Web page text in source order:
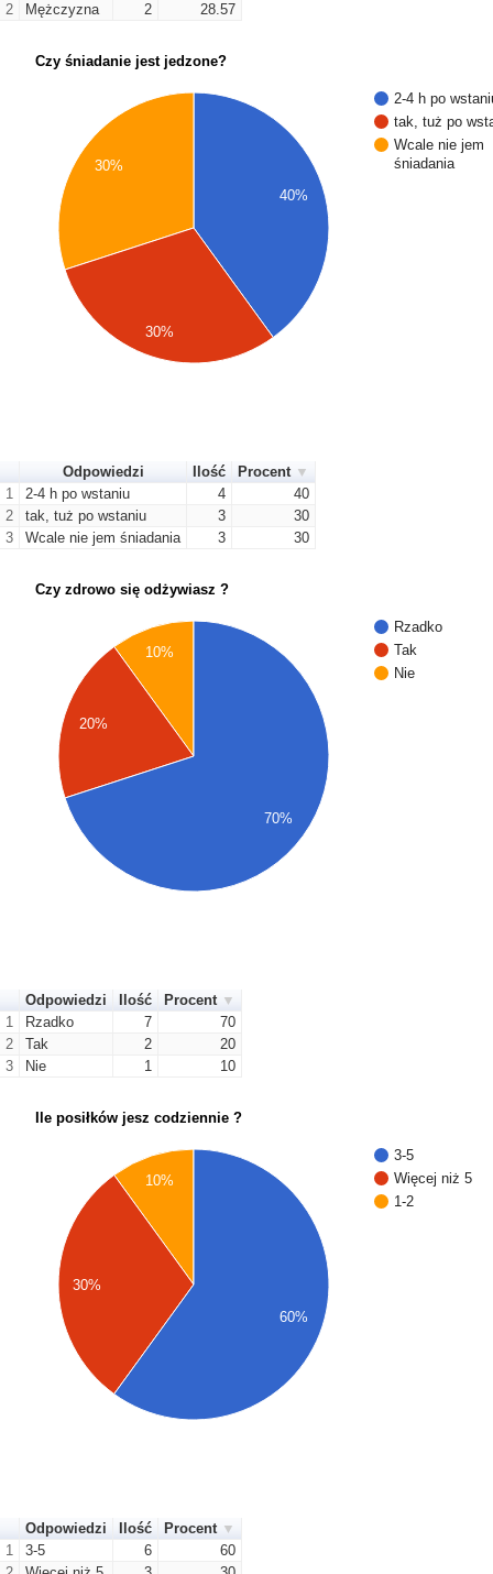
2
Mężczyzna 2 28.57
Czy śniadanie jest jedzone?
2-4 h po
tak, tuż po
Wcale nie jem
śniadania
40%
30%
30%
Odpowiedzi Ilość
Procent
1
2-4 h po wstaniu 4
40
2
tak, tuż po wstaniu 3
30
3
Wcale nie jem śniadania 3 30
Czy zdrowo się odżywiasz ?
Rzadko
Tak
Nie
10%
20%
70%
Odpowiedzi Ilość
Procent
1
Rzadko 7
70
2
Tak 2
20
3
Nie 1 10
Ile posiłków jesz codziennie ?
3-5
Więcej niż 5
1-2
10%
30%
60%
Odpowiedzi Ilość
Procent
1
3-5 6
60